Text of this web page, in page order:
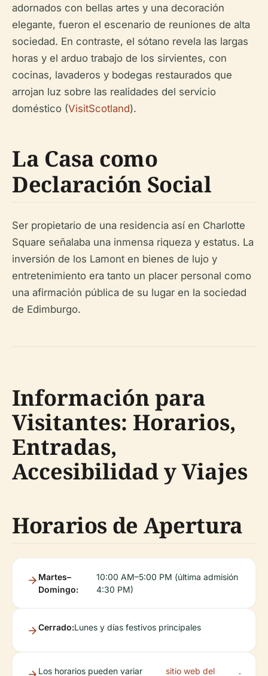
adornados con bellas artes y una decoración
elegante, fueron el escenario de reuniones de alta
sociedad. En contraste, el sótano revela las largas
horas y el arduo trabajo de los sirvientes, con
cocinas, lavaderos y bodegas restaurados que
arrojan luz sobre las realidades del servicio
doméstico (VisitScotland).
La Casa como
Declaración Social
Ser propietario de una residencia así en Charlotte
Square señalaba una inmensa riqueza y estatus. La
inversión de los Lamont en bienes de lujo y
entretenimiento era tanto un placer personal como
una afirmación pública de su lugar en la sociedad
de Edimburgo.
Información para
Visitantes: Horarios,
Entradas,
Accesibilidad y Viajes
Horarios de Apertura
Martes–
Domingo:
10:00 AM–5:00 PM (última admisión
4:30 PM)
Cerrado:Lunes y días festivos principales
Los horarios pueden variar sitio web del .